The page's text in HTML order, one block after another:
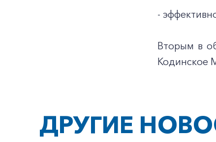
-
Вторым в
Кодинское
ДРУГИЕ